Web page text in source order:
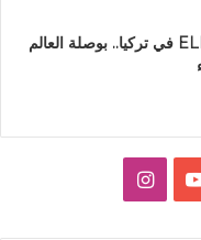
معرض ELEVEX 2026 في تركيا.. بوصلة العالم